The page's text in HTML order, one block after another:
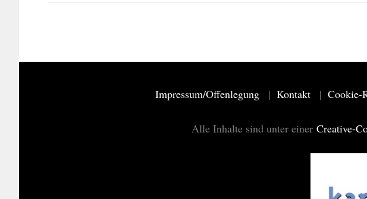
Impressum/Offenlegung Kontakt Cookie-
Alle Inhalte sind unter einer Creative-